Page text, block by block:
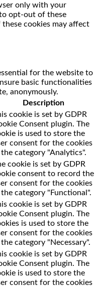
only with your
opt-out of these
cookies may affect
for the website to
basic functionalities
anonymously.
Description
cookie is set by GDPR
Consent plugin. The
is used to store the
consent for the cookies
category "Analytics".
cookie is set by GDPR
consent to record the
consent for the cookies
category "Functional".
cookie is set by GDPR
Consent plugin. The
is used to store the
consent for the cookies
category "Necessary".
cookie is set by GDPR
Consent plugin. The
is used to store the
consent for the cookies